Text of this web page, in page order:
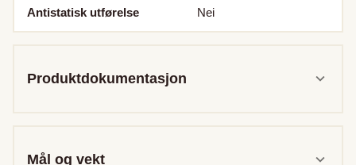
Antistatisk utførelse Nei
Produktdokumentasjon
Mål og vekt